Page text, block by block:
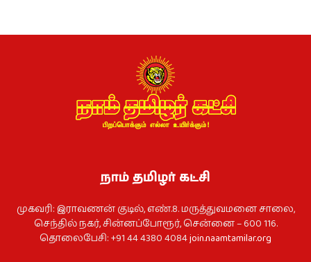
நாம் தமிழர் கட்சி
முகவரி: இராவணன் குடில், எண்.8. மருத்துவமனை சாலை,
செந்தில் நகர், சின்னப்போரூர், சென்னை – 600 116.
தொலைபேசி: +91 44 4380 4084join.naamtamilar.org